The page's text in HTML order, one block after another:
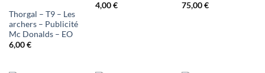
d'envies
Thorgal – T9 – Les
archers – Publicité
Mc Donalds – EO
6,00€
4,00€
75,00€